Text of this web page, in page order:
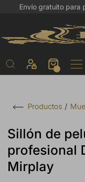
Envío gratuito para
Productos
Sillón de
profesional
Mirplay